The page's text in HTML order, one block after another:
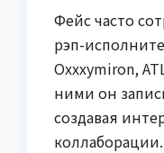
Фейс часто
рэп-
Oxxxymiron,
ними он
создавая
коллаборации.